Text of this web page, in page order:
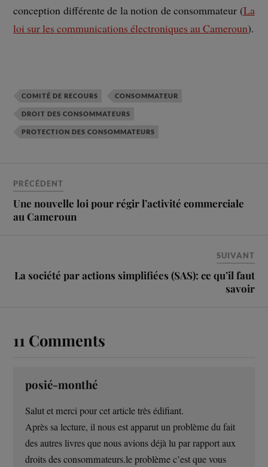
conception différente de la notion de consommateur (La
loi sur les communications électroniques au Cameroun).
COMITÉ DE RECOURS CONSOMMATEUR
DROIT DES CONSOMMATEURS
PROTECTION DES CONSOMMATEURS
PRÉCÉDENT
Une nouvelle loi pour régir l’activité commerciale
au Cameroun
SUIVANT
La société par actions simplifiées (SAS): ce qu’il faut
savoir
11 Comments
posié-monthé
Salut et merci pour cet article très édifiant.
Après sa lecture, il nous est apparut un problème du fait
des autres livres que nous avions déjà lu par rapport aux
droits des consommateurs.le problème c’est que vous